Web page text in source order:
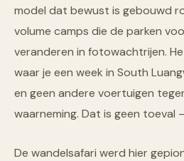
model dat bewust is gebouwd
volume camps die de parken
veranderen in fotowachtrijen.
waar je een week in South
en geen andere voertuigen
waarneming. Dat is geen toeval
De wandelsafari werd hier